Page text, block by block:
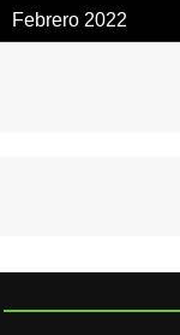
Febrero 2022